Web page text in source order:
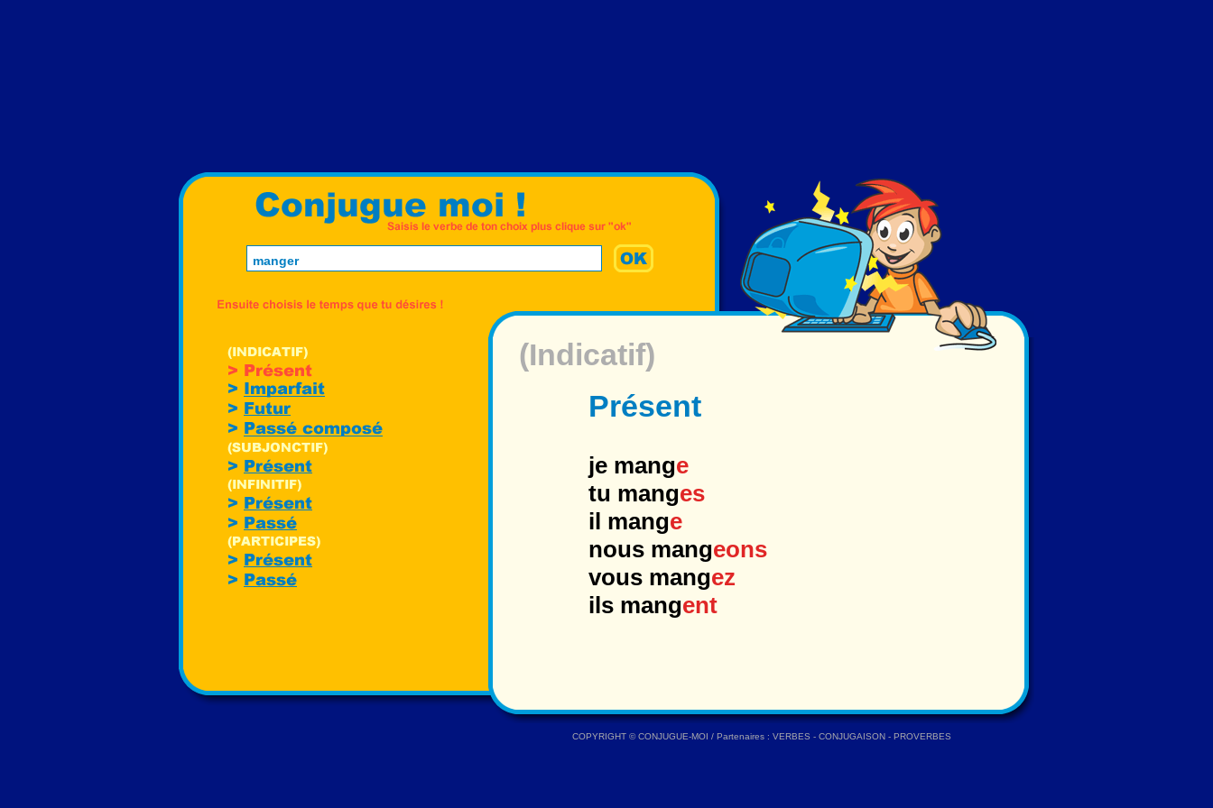
(Indicatif)
Présent
je mange
tu manges
il mange
nous mangeons
vous mangez
ils mangent
COPYRIGHT ©CONJUGUE-MOI / Partenaires : VERBES - CONJUGAISON- PROVERBES